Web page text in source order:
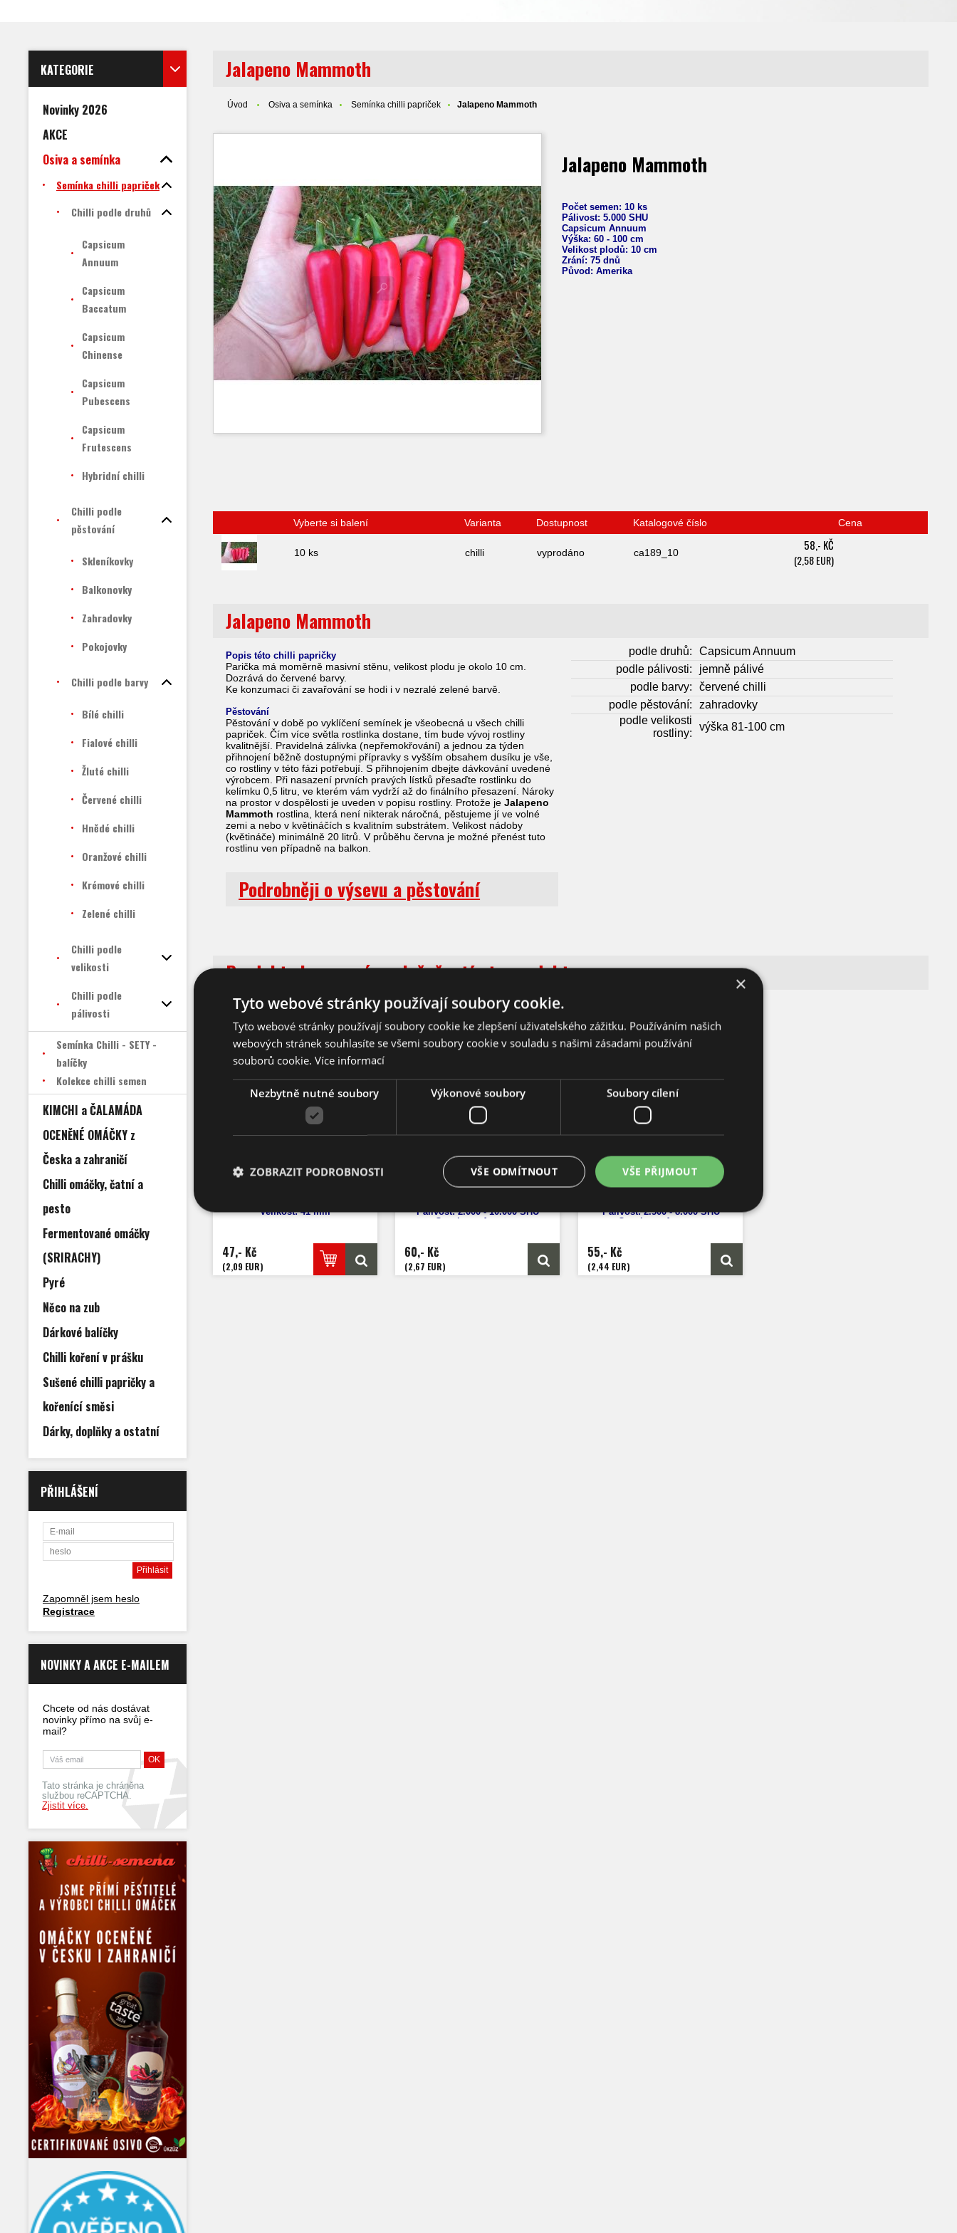
KATEGORIE
Novinky 2026
AKCE
Osiva a semínka
Semínka chilli papriček
Chilli podle druhů
Capsicum
Annuum
Capsicum
Baccatum
Capsicum
Chinense
Capsicum
Pubescens
Capsicum
Frutescens
Hybridní chilli
Chilli podle
pěstování
Skleníkovky
Balkonovky
Zahradovky
Pokojovky
Chilli podle barvy
Bílé chilli
Fialové chilli
Žluté chilli
Červené chilli
Hnědé chilli
Oranžové chilli
Krémové chilli
Zelené chilli
Chilli podle
velikosti
Chilli podle
pálivosti
Semínka Chilli - SETY -
balíčky
Kolekce chilli semen
KIMCHI a ČALAMÁDA
OCENĚNÉ OMÁČKY z
Česka a zahraničí
Chilli omáčky, čatní a
pesto
Fermentované omáčky
(SRIRACHY)
Pyré
Něco na zub
Dárkové balíčky
Chilli koření v prášku
Sušené chilli papričky a
kořenící směsi
Dárky, doplňky a ostatní
PŘIHLÁŠENÍ
Zapomněl jsem heslo
Registrace
NOVINKY A AKCE E-MAILEM
Chcete od nás dostávat
novinky přímo na svůj e-
mail?
Tato stránka je chráněna
službou reCAPTCHA.
Zjistit více.
Jalapeno Mammoth
Úvod Osiva a semínka Semínka chilli papriček Jalapeno Mammoth
Jalapeno Mammoth
Počet semen: 10 ks
Pálivost:5.000 SHU
CapsicumAnnuum
Výška: 60 - 100 cm
Velikost plodů: 10 cm
Zrání: 75 dnů
Původ: Amerika
Vyberte si balení Varianta Dostupnost Katalogové číslo Cena
10 ks chilli vyprodáno ca189_10 58,- KČ
(2,58 EUR)
Jalapeno Mammoth
Popis této chilli papričky
Parička má moměrně masivní stěnu, velikost plodu je okolo 10 cm.
Dozrává do červené barvy.
Ke konzumaci či zavařování se hodi i v nezralé zelené barvě.
Pěstování
Pěstování v době po vyklíčení semínek je všeobecná u všech chilli
papriček. Čím více světla rostlinka dostane, tím bude vývoj rostliny
kvalitnější. Pravidelná zálivka (nepřemokřování) a jednou za týden
přihnojení běžně dostupnými přípravky s vyšším obsahem dusíku je vše,
co rostliny v této fázi potřebují. S přihnojením dbejte dávkování uvedené
výrobcem. Při nasazení prvních pravých lístků přesaďte rostlinku do
kelímku 0,5 litru, ve kterém vám vydrží až do finálního přesazení. Nároky
na prostor v dospělosti je uveden v popisu rostliny. Protože jeJalapeno
Mammoth rostlina, která není nikterak náročná, pěstujeme jí ve volné
zemi a nebo v květináčích s kvalitním substrátem. Velikost nádoby
(květináče) minimálně 20 litrů. V průběhu června je možné přenést tuto
rostlinu ven případně na balkon.
Podrobněji o výsevu a pěstování
podle druhů:
Capsicum Annuum
podle pálivosti:
jemně pálivé
podle barvy:
červené chilli
podle pěstování:
zahradovky
podle velikosti
rostliny:
výška 81-100 cm
Produkty kupované společně s tímto produktem
TIP
41 mm - 10 ks
Velikost: 41 mm
47,- Kč
(2,09 EUR)
Jalapeno Maylon
Pálivost: 2.000 -10.000 SHU
Capsicum
Annuum
Velikost plodů: až 12 cm
Původ: Mexiko
60,- Kč
(2,67 EUR)
Jalapeno Jalafuego
Pálivost: 2.500 -8.000 SHU
Capsicum
Annuum
55,- Kč
(2,44 EUR)
×
Tyto webové stránky používají soubory cookie.
Tyto webové stránky používají soubory cookie ke zlepšení uživatelského zážitku. Používáním našich
webových stránek souhlasíte se všemi soubory cookie v souladu s našimi zásadami používání
souborů cookie. Více informací
Nezbytně nutné soubory Výkonové soubory Soubory cílení
VŠE PŘIJMOUT
VŠE ODMÍTNOUT
ZOBRAZIT PODROBNOSTI